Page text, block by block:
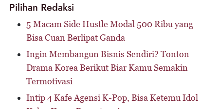
Pilihan Redaksi
5 Macam Side Hustle Modal 500 Ribu yang
Bisa Cuan Berlipat Ganda
Ingin Membangun Bisnis Sendiri? Tonton
Drama Korea Berikut Biar Kamu Semakin
Termotivasi
Intip 4 Kafe Agensi K-Pop, Bisa Ketemu Idol